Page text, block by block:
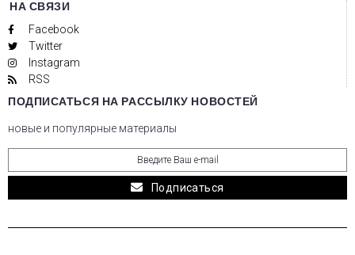
НА СВЯЗИ
Facebook
Twitter
Instagram
RSS
ПОДПИСАТЬСЯ НА РАССЫЛКУ НОВОСТЕЙ
новые и популярные материалы
Подписаться